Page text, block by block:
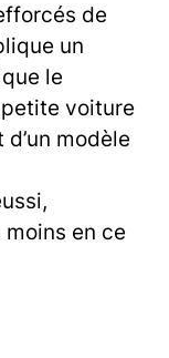
de
un
le
voiture
modèle
en ce